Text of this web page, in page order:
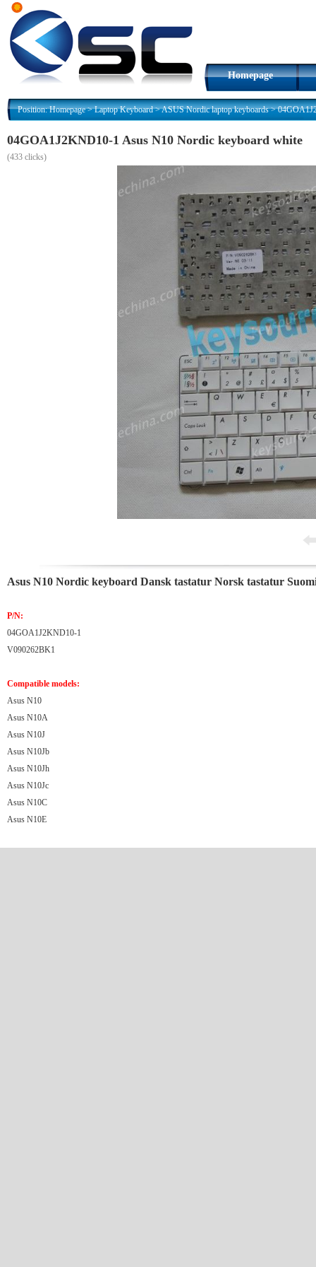
Homepage
Position:Homepage>Laptop Keyboard>ASUS Nordic laptop keyboards>
04GOA1J2KND10-1 Asus N10 Nordic keyboard white
(433 clicks)
Asus N10 Nordic keyboard Dansk tastatur Norsk tastatur
P/N:
04GOA1J2KND10-1
V090262BK1
Compatible models:
Asus N10
Asus N10A
Asus N10J
Asus N10Jb
Asus N10Jh
Asus N10Jc
Asus N10C
Asus N10E